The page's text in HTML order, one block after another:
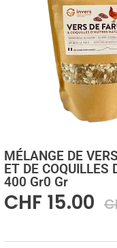
MÉLANGE DE
ET DE COQUILLES
400 Gr0 Gr
CHF 15.00